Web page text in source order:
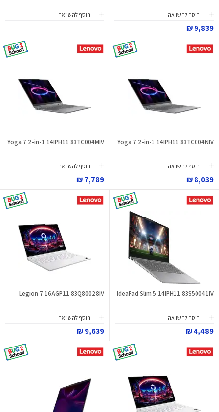
הוסף להשוואה
9,839 ₪
הוסף להשוואה
Yoga 7 2-in-1 14IPH11 83TC004NIV
הוסף להשוואה
8,039 ₪
Yoga 7 2-in-1 14IPH11 83TC004MIV
הוסף להשוואה
7,789 ₪
IdeaPad Slim 5 14IPH11 83S50041IV
הוסף להשוואה
4,489 ₪
Legion 7 16AGP11 83Q80028IV
הוסף להשוואה
9,639 ₪